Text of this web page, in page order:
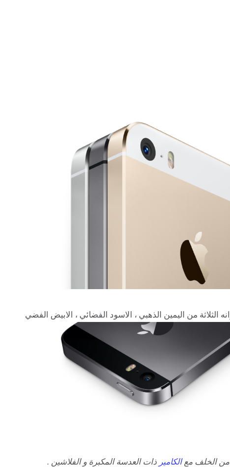
من الخلف معالكامير ذات العدسة المكبرة و الفلاشين .